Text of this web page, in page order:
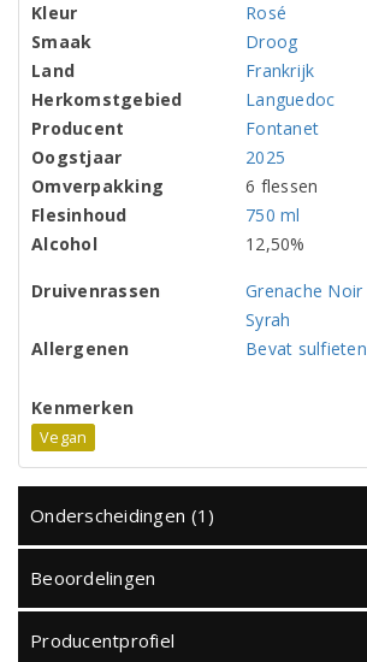
Kleur
Rosé
Smaak
Droog
Land
Frankrijk
Herkomstgebied
Languedoc
Producent
Fontanet
Oogstjaar
2025
Omverpakking
6 flessen
Flesinhoud
750 ml
Alcohol
12,50%
Druivenrassen
Grenache Noir
Syrah
Allergenen
Bevat sulfieten
Kenmerken
Vegan
Onderscheidingen (1)
Beoordelingen
Producentprofiel